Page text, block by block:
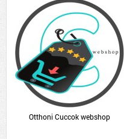
Otthoni Cuccok webshop